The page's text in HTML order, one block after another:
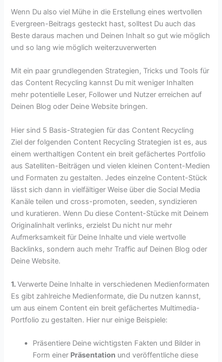
Wenn Du also viel Mühe in die Erstellung eines wertvollen
Evergreen-Beitrags gesteckt hast, solltest Du auch das
Beste daraus machen und Deinen Inhalt so gut wie möglich
und so lang wie möglich weiterzuverwerten
Mit ein paar grundlegenden Strategien, Tricks und Tools für
das Content Recycling kannst Du mit weniger Inhalten
mehr potentielle Leser, Follower und Nutzer erreichen auf
Deinen Blog oder Deine Website bringen.
Hier sind 5 Basis-Strategien für das Content Recycling
Ziel der folgenden Content Recycling Strategien ist es, aus
einem werthaltigen Content ein breit gefächertes Portfolio
aus Satelliten-Beiträgen und vielen kleinen Content-Medien
und Formaten zu gestalten. Jedes einzelne Content-Stück
lässt sich dann in vielfältiger Weise über die Social Media
Kanäle teilen und cross-promoten, seeden, syndizieren
und kuratieren. Wenn Du diese Content-Stücke mit Deinem
Originalinhalt verlinks, erzielst Du nicht nur mehr
Aufmerksamkeit für Deine Inhalte und viele wertvolle
Backlinks, sondern auch mehr Traffic auf Deinen Blog oder
Deine Website.
1.Verwerte Deine Inhalte in verschiedenen Medienformaten
Es gibt zahlreiche Medienformate, die Du nutzen kannst,
um aus einem Content ein breit gefächertes Multimedia-
Portfolio zu gestalten. Hier nur einige Beispiele:
Präsentiere Deine wichtigsten Fakten und Bilder in
Form einer Präsentation und veröffentliche diese